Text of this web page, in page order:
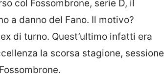
col Fossombrone, serie D, il
a danno del Fano. Il motivo?
di turno. Quest’ultimo infatti era
la scorsa stagione, sessione